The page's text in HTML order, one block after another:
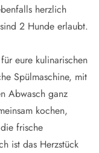
herzlich
2 Hunde erlaubt.
eure kulinarischen
Spülmaschine, mit
Abwasch ganz
kochen,
frische
ist das Herzstück